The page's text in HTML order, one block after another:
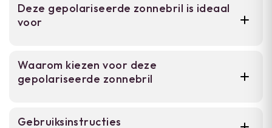
Deze gepolariseerde zonnebril is ideaal
voor
enthousiasten die bescherming tegen fel licht
en spiegelingen nodig hebben. Deze zonnebril
Waarom kiezen voor deze
gepolariseerde zonnebril
100% UV-bescherming tegen UVA en
Gebruiksinstructies